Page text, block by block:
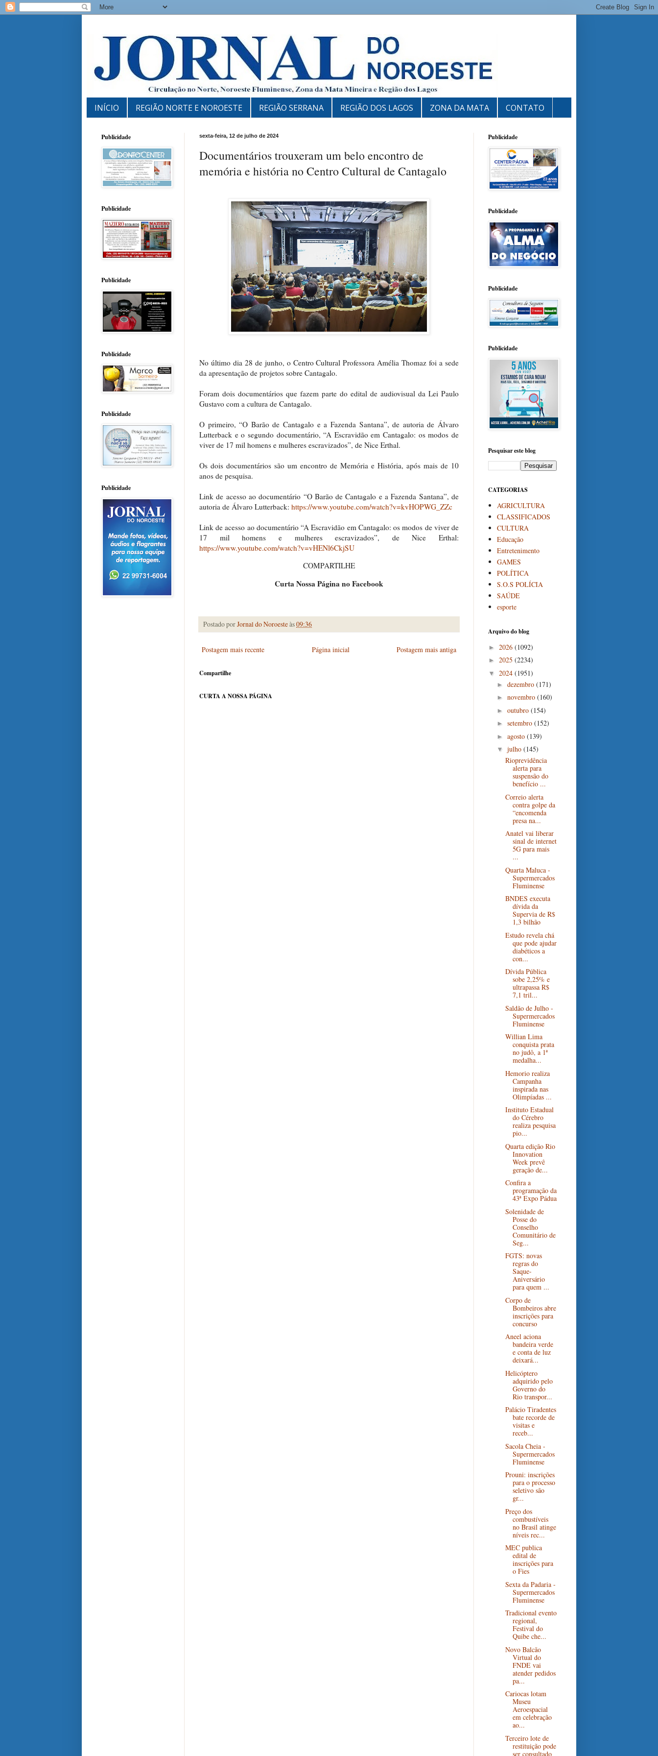
INÍCIO REGIÃO NORTE E NOROESTE REGIÃO SERRANA REGIÃO DOS LAGOS ZONA DA MATA CONTATO
sexta-feira, 12 de julho de 2024
Documentários trouxeram um belo encontro de
memória e história no Centro Cultural de Cantagalo
No último dia 28 de junho, o Centro Cultural Professora Amélia Thomaz foi a sede
da apresentação de projetos sobre Cantagalo.
Foram dois documentários que fazem parte do edital de audiovisual da Lei Paulo
Gustavo com a cultura de Cantagalo.
O primeiro, “O Barão de Cantagalo e a Fazenda Santana”, de autoria de Álvaro
Lutterback e o segundo documentário, “A Escravidão em Cantagalo: os modos de
viver de 17 mil homens e mulheres escravizados”, de Nice Erthal.
Os dois documentários são um encontro de Memória e História, após mais de 10
anos de pesquisa.
Link de acesso ao documentário “O Barão de Cantagalo e a Fazenda Santana”, de
autoria de Álvaro Lutterback: https://www.youtube.com/watch?v=kvHOPWG_ZZc
Link de acesso ao documentário “A Escravidão em Cantagalo: os modos de viver de
17 mil homens e mulheres escravizados”, de Nice Erthal:
https://www.youtube.com/watch?v=vHENl6CkjSU
COMPARTILHE
Curta Nossa Página no Facebook
Postado porJornal do Noroesteàs09:36
Postagem mais recente Postagem mais antiga
Página inicial
Compartilhe
CURTA A NOSSA PÁGINA
Publicidade
Publicidade
Publicidade
Publicidade
Publicidade
Publicidade
Publicidade
Publicidade
Publicidade
Publicidade
Pesquisar este blog
CATEGORIAS
AGRICULTURA
CLASSIFICADOS
CULTURA
Educação
Entretenimento
GAMES
POLÍTICA
S.O.S POLÍCIA
SAÚDE
esporte
Arquivo do blog
► 2026 (1092)
► 2025 (2234)
▼ 2024 (1951)
► dezembro (171)
► novembro (160)
► outubro (154)
► setembro (152)
► agosto (139)
▼ julho (145)
Rioprevidência
alerta para
suspensão do
benefício ...
Correio alerta
contra golpe da
“encomenda
presa na...
Anatel vai liberar
sinal de internet
5G para mais
...
Quarta Maluca -
Supermercados
Fluminense
BNDES executa
dívida da
Supervia de R$
1,3 bilhão
Estudo revela chá
que pode ajudar
diabéticos a
con...
Dívida Pública
sobe 2,25% e
ultrapassa R$
7,1 tril...
Saldão de Julho -
Supermercados
Fluminense
Willian Lima
conquista prata
no judô, a 1ª
medalha...
Hemorio realiza
Campanha
inspirada nas
Olimpíadas ...
Instituto Estadual
do Cérebro
realiza pesquisa
pio...
Quarta edição Rio
Innovation
Week prevê
geração de...
Confira a
programação da
43ª Expo Pádua
Solenidade de
Posse do
Conselho
Comunitário de
Seg...
FGTS: novas
regras do
Saque-
Aniversário
para quem ...
Corpo de
Bombeiros abre
inscrições para
concurso
Aneel aciona
bandeira verde
e conta de luz
deixará...
Helicóptero
adquirido pelo
Governo do
Rio transpor...
Palácio Tiradentes
bate recorde de
visitas e
receb...
Sacola Cheia -
Supermercados
Fluminense
Prouni: inscrições
para o processo
seletivo são
gr...
Preço dos
combustíveis
no Brasil atinge
níveis rec...
MEC publica
edital de
inscrições para
o Fies
Sexta da Padaria -
Supermercados
Fluminense
Tradicional evento
regional,
Festival do
Quibe che...
Novo Balcão
Virtual do
FNDE vai
atender pedidos
pa...
Cariocas lotam
Museu
Aeroespacial
em celebração
ao...
Terceiro lote de
restituição pode
ser consultado